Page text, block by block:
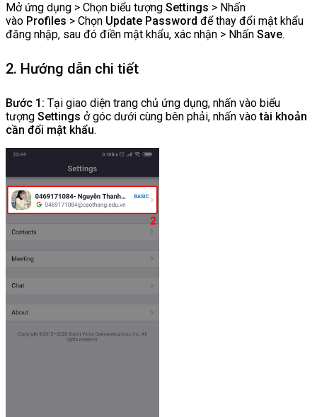
Mở ứng dụng > Chọn biểu tượng Settings > Nhấn
vào Profiles > Chọn Update Password để thay đổi mật khẩu
đăng nhập, sau đó điền mật khẩu, xác nhận > Nhấn Save.
2. Hướng dẫn chi tiết
Bước 1: Tại giao diện trang chủ ứng dụng, nhấn vào biểu
tượng Settings ở góc dưới cùng bên phải, nhấn vàotài khoản
cần đổi mật khẩu.